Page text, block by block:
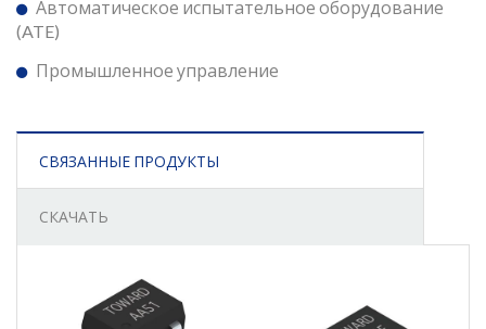
Автоматическое испытательное оборудование
(ATE)
Промышленное управление
СВЯЗАННЫЕ ПРОДУКТЫ
СКАЧАТЬ